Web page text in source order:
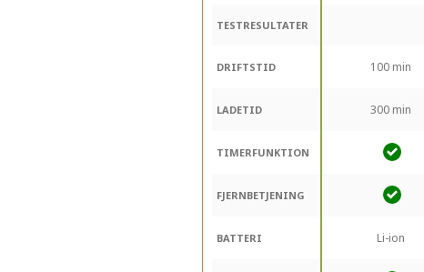
TESTRESULTATER
DRIFTSTID 100 min
LADETID 300 min
TIMERFUNKTION
FJERNBETJENING
BATTERI Li-ion